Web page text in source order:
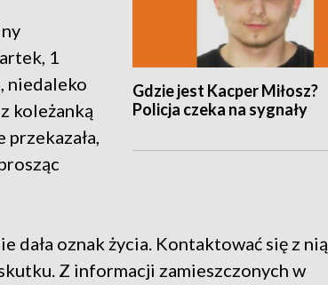
Gdzie jest Kacper Miłosz?
Policja czeka na sygnały
1
niedaleko
koleżanką
dała oznak życia. Kontaktować się z nią
Z informacji zamieszczonych w